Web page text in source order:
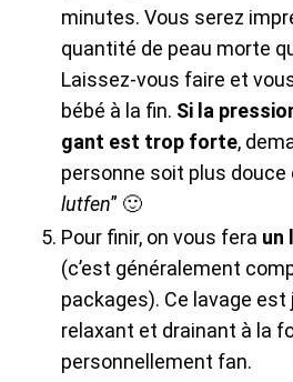
minutes. Vous serez
quantité de peau morte
Laissez-vous faire et
bébé à la fin. Si la
gant est trop forte,
personne soit plus douce
lutfen” 🙂
Pour finir, on vous fera un
(c’est généralement
packages). Ce lavage
relaxant et drainant à la
personnellement fan.